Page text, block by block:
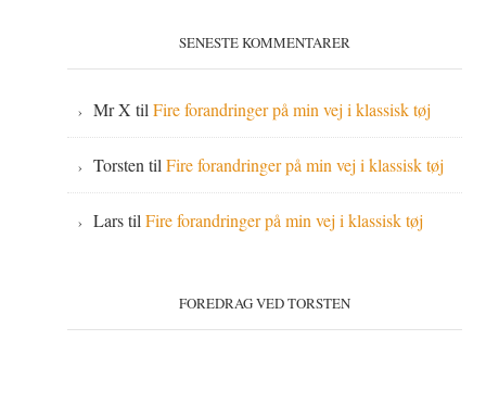
SENESTE KOMMENTARER
Mr X tilFire forandringer på min vej i klassisk tøj
Torsten tilFire forandringer på min vej i klassisk tøj
LarstilFire forandringer på min vej i klassisk tøj
FOREDRAG VED TORSTEN